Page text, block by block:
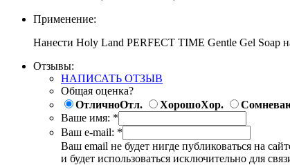
Применение:
Нанести Holy Land PERFECT TIME Gentle Gel Soap
Отзывы:
НАПИСАТЬ ОТЗЫВ
Общая оценка?
ОтличноОтл. ХорошоХор.
Ваше имя: *
Ваш e-mail: *
Ваш email не будет нигде публиковаться на
и будет использоваться исключительно для